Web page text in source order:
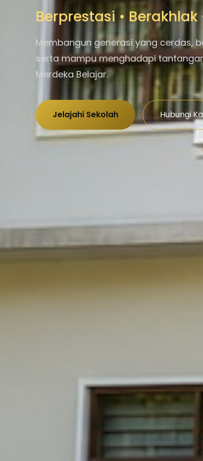
Berprestasi •
Membangun generasi yang cerdas,
serta mampu menghadapi
Merdeka Belajar.
Jelajahi Sekolah Hubungi